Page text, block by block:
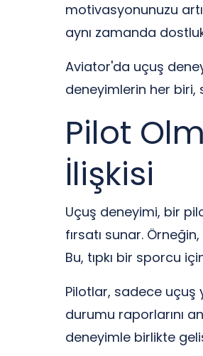
motivasyonunuzu
aynı zamanda
Aviator'da uçuş
deneyimlerin her
Pilot
İlişkisi
Uçuş deneyimi, bir
fırsatı sunar.
Bu, tıpkı bir sporcu
Pilotlar, sadece uçuş
durumu raporlarını
deneyimle birlikte